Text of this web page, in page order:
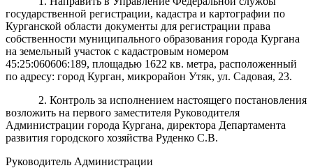
государственной регистрации, кадастра и картографии по
Курганской области документы для регистрации права
собственности муниципального образования города Кургана
на земельный участок с кадастровым номером
45:25:060606:189, площадью 1622 кв. метра, расположенный
по адресу: город Курган, микрорайон Утяк, ул. Садовая, 23.
2. Контроль за исполнением настоящего постановления
возложить на первого заместителя Руководителя
Администрации города Кургана, директора Департамента
развития городского хозяйства Руденко С.В.
Руководитель Администрации